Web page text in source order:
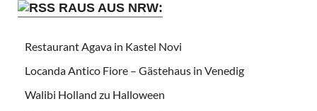
RAUS AUS NRW:
Restaurant Agava in Kastel Novi
Locanda Antico Fiore – Gästehaus in Venedig
Walibi Holland zu Halloween